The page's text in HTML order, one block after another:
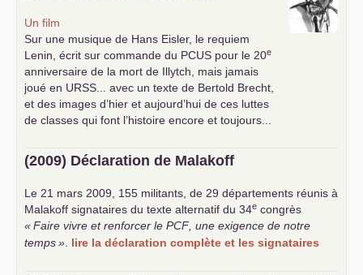
Un film
Sur une musique de Hans Eisler, le requiem
Lenin, écrit sur commande du PCUS pour le 20e
anniversaire de la mort de Illytch, mais jamais
joué en URSS ... avec un texte de Bertold Brecht,
et des images d’hier et aujourd’hui de ces luttes
de classes qui font l’histoire encore et toujours...
(2009) Déclaration de Malakoff
Le 21 mars 2009, 155 militants, de 29 départements réunis à
Malakoff signataires du texte alternatif du 34e congrès
«Faire vivre et renforcer le PCF , une exigence de notre
temps» lire la déclaration complète et les signataires